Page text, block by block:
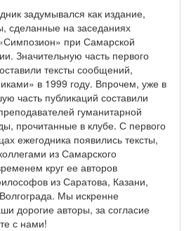
задумывался как издание,
сделанные на заседаниях
при Самарской
Значительную часть первого
тексты сообщений,
в 1999 году. Впрочем, уже в
часть публикаций составили
гуманитарной
прочитанные в клубе. С первого
ежегодника появились тексты,
из Самарского
круг ее авторов
из Саратова, Казани,
Мы искренне
дорогие авторы, за согласие
с нами!